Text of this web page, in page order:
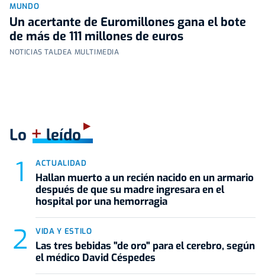
MUNDO
Un acertante de Euromillones gana el bote
de más de 111 millones de euros
NOTICIAS TALDEA MULTIMEDIA
Lo +leído
ACTUALIDAD
Hallan muerto a un recién nacido en un armario
después de que su madre ingresara en el
hospital por una hemorragia
VIDA Y ESTILO
Las tres bebidas "de oro" para el cerebro, según
el médico David Céspedes